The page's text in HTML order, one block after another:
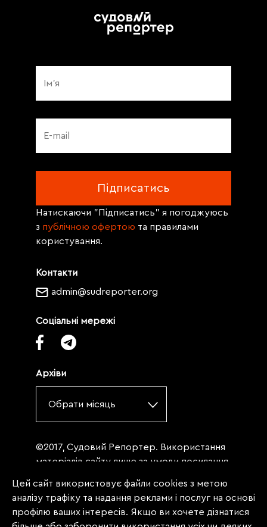
Контакти
admin@sudreporter.org
Соціальні мережі
Архіви
Обрати місяць
Натискаючи "Підписатись" я погоджуюсь
з публічною офертою та правилами
користування.
©2017, Судовий Репортер. Використання
матеріалів сайту лише за умови посилання
«Судовий репортер» не нижче третього
абзацу. Матеріали, щодо яких міститься
заборона на повну републікацію
Цей сайт використовує файли cookies з метою
аналізу трафіку та надання реклами і послуг на основі
профілю ваших інтересів. Якщо ви хочете дізнатися